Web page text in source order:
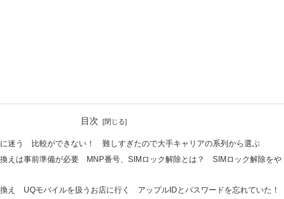
目次
迷う 比較ができない！ 難しすぎたので大手キャリアの系列から選ぶ
えは事前準備が必要 MNP番号、SIMロック解除とは？ SIMロック解除をや
え UQモバイルを扱うお店に行く アップルIDとパスワードを忘れていた！